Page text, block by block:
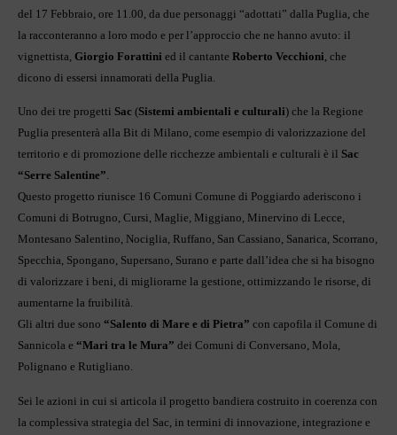
del 17 Febbraio, ore 11.00, da due personaggi “adottati” dalla Puglia, che
la racconteranno a loro modo e per l’approccio che ne hanno avuto: il
vignettista, Giorgio Forattini ed il cantante Roberto Vecchioni , che
dicono di essersi innamorati della Puglia.
Uno dei tre progetti Sac (Sistemi ambientali e culturali) che la Regione
Puglia presenterà alla Bit di Milano, come esempio di valorizzazione del
territorio e di promozione delle ricchezze ambientali e culturali è il Sac
“Serre Salentine”.
Questo progetto riunisce 16 Comuni Comune di Poggiardo aderiscono i
Comuni di Botrugno, Cursi, Maglie, Miggiano, Minervino di Lecce,
Montesano Salentino, Nociglia, Ruffano, San Cassiano, Sanarica, Scorrano,
Specchia, Spongano, Supersano, Surano e parte dall’idea che si ha bisogno
di valorizzare i beni, di migliorarne la gestione, ottimizzando le risorse, di
aumentarne la fruibilità.
Gli altri due sono “Salento di Mare e di Pietra” con capofila il Comune di
Sannicola e “Mari tra le Mura” dei Comuni di Conversano, Mola,
Polignano e Rutigliano.
Sei le azioni in cui si articola il progetto bandiera costruito in coerenza con
la complessiva strategia del Sac, in termini di innovazione, integrazione e